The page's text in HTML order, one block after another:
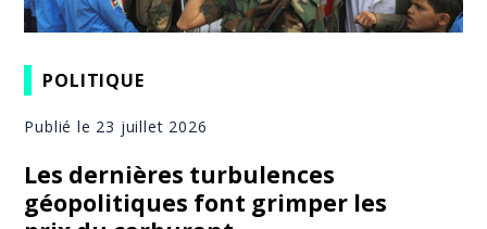
POLITIQUE
Publié le 23 juillet 2026
Les dernières turbulences
géopolitiques font grimper les